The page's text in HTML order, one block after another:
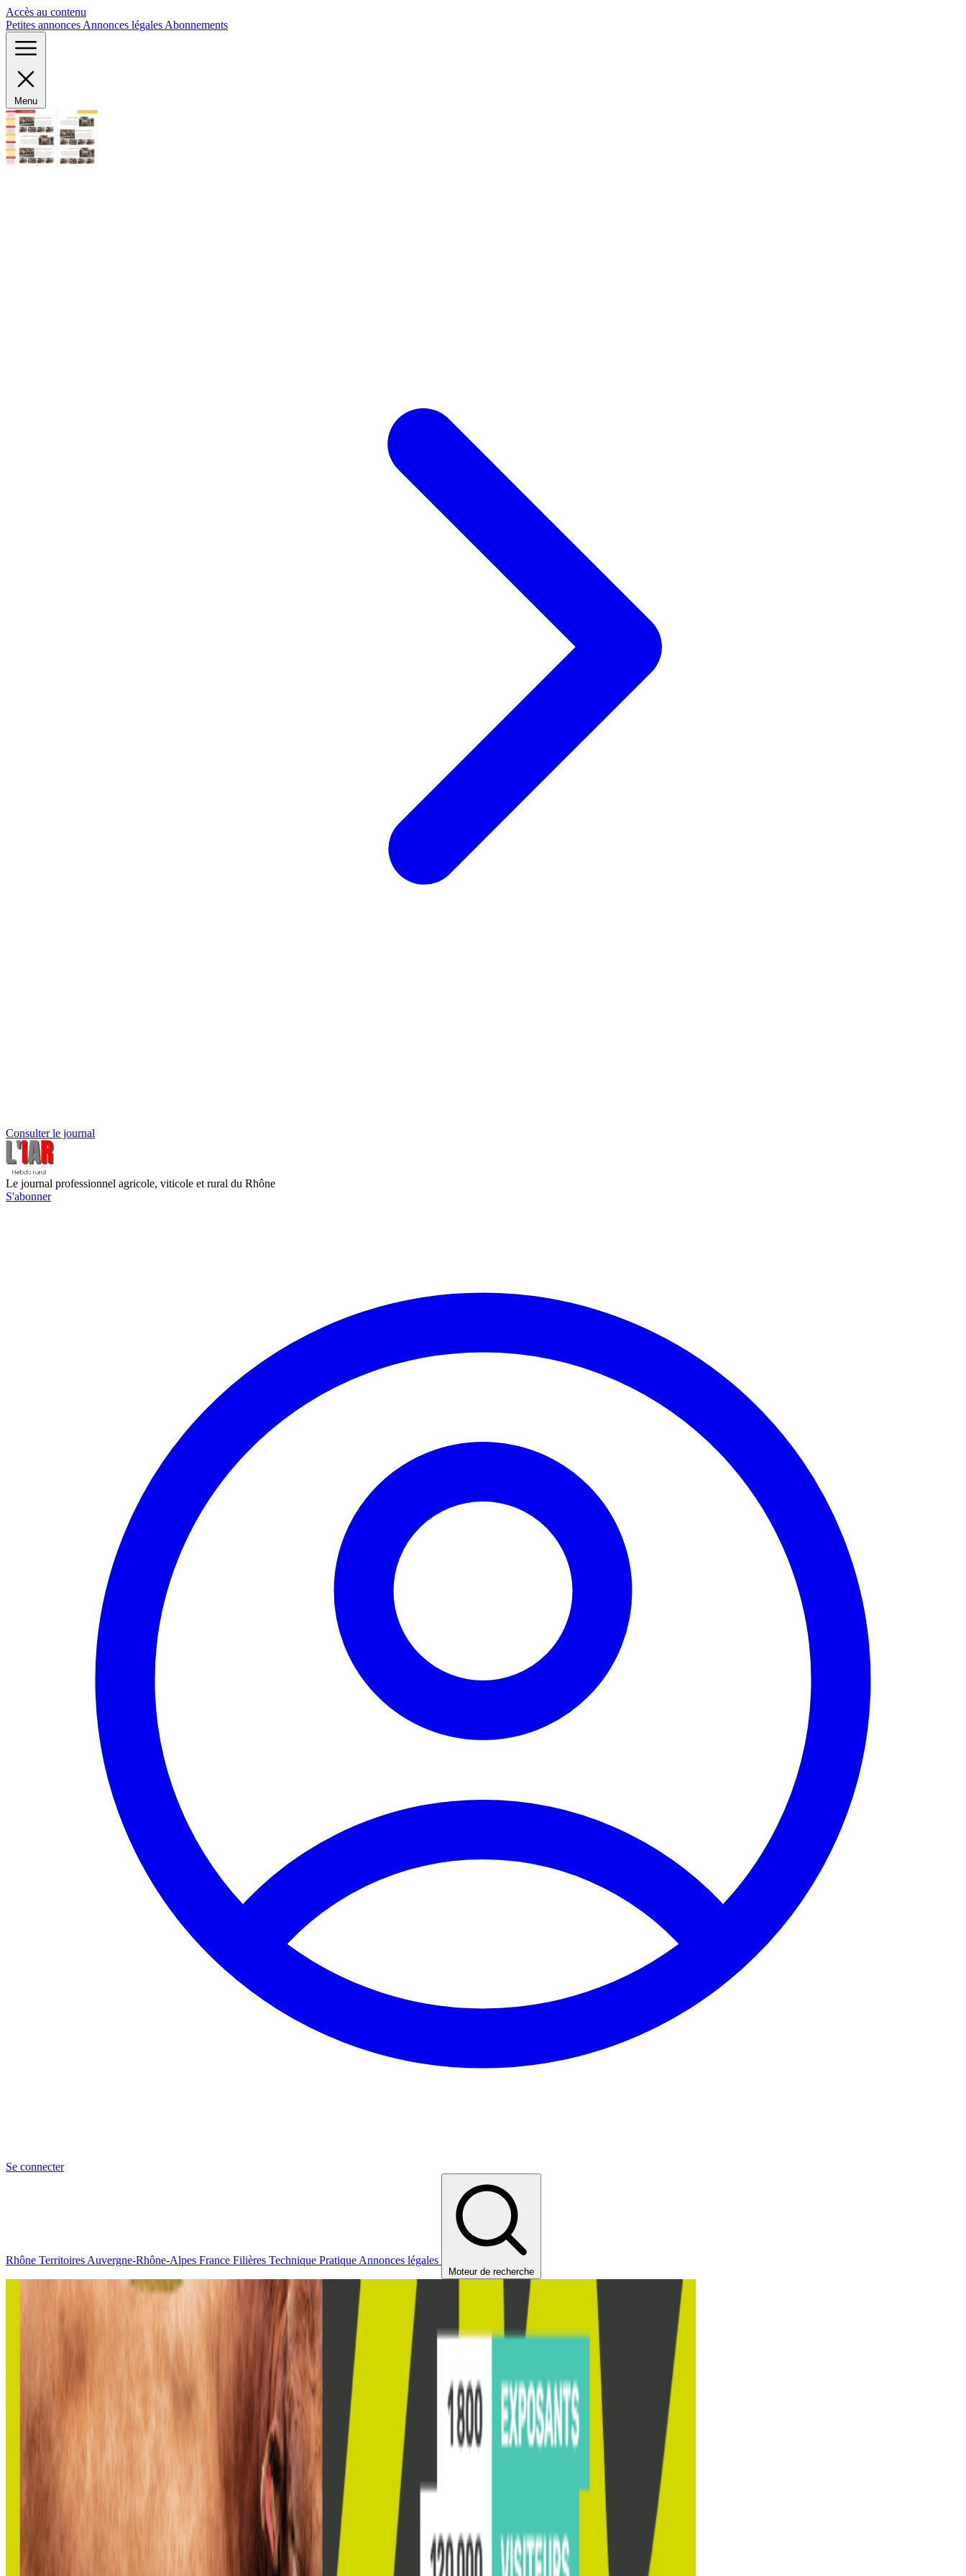
Accès au contenu
Petites annonces Annonces légales Abonnements
Menu
Consulter le journal
Le journal professionnel agricole, viticole et rural du Rhône
S'abonner
Se connecter
Rhône Territoires Auvergne-Rhône-Alpes France Filières Technique Pratique Annonces légales
Moteur de recherche
Panneau de gestion des cookies